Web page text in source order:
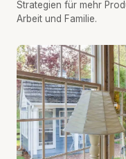
Strategien für mehr
Arbeit und Familie.